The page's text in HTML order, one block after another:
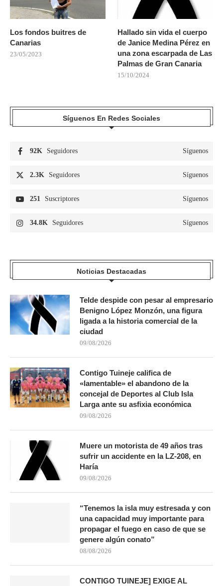
Los fondos buitres de
Canarias
23/05/2023
Hallado sin vida el cuerpo
de Janice Medina Pérez en
una zona escarpada de Las
Palmas de Gran Canaria
15/10/2024
Síguenos En Redes Sociales
92K Seguidores Síguenos
2.3K Seguidores Síguenos
251 Suscriptores Síguenos
34.8K Seguidores Síguenos
Noticias Destacadas
Telde despide con pesar al empresario
Benigno López Monzón, una figura
ligada a la historia comercial de la
ciudad
09/08/2026
Contigo Tuineje califica de
«lamentable» el abandono de la
concejal de Deportes al Club Isla
Larga ante su asfixia económica
09/08/2026
Muere un motorista de 49 años tras
sufrir un accidente en la LZ-208, en
Haría
09/08/2026
“Tenemos la isla muy estresada y con
una capacidad muy importante para
propagar el fuego en caso de que se
genere algún conato”
08/08/2026
CONTIGO TUINEJE] EXIGE AL